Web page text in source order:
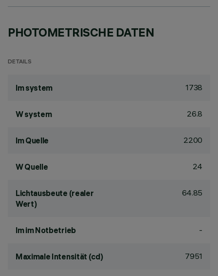
PHOTOMETRISCHE DATEN
DETAILS
lm system 1738
W system 26.8
lm Quelle 2200
W Quelle 24
Lichtausbeute (realer
Wert)
64.85
lm im Notbetrieb -
Maximale Intensität (cd) 7951